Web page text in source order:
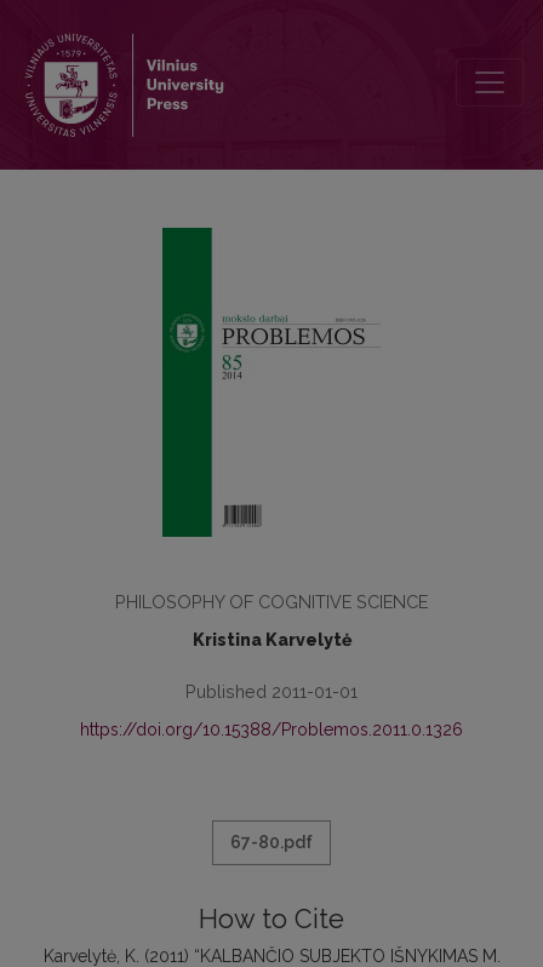
PHILOSOPHY OF COGNITIVE SCIENCE
Kristina Karvelytė
Published 2011-01-01
https://doi.org/10.15388/Problemos.2011.0.1326
67-80.pdf
How to Cite
Karvelytė, K. (2011) “KALBANČIO SUBJEKTO IŠNYKIMAS M.